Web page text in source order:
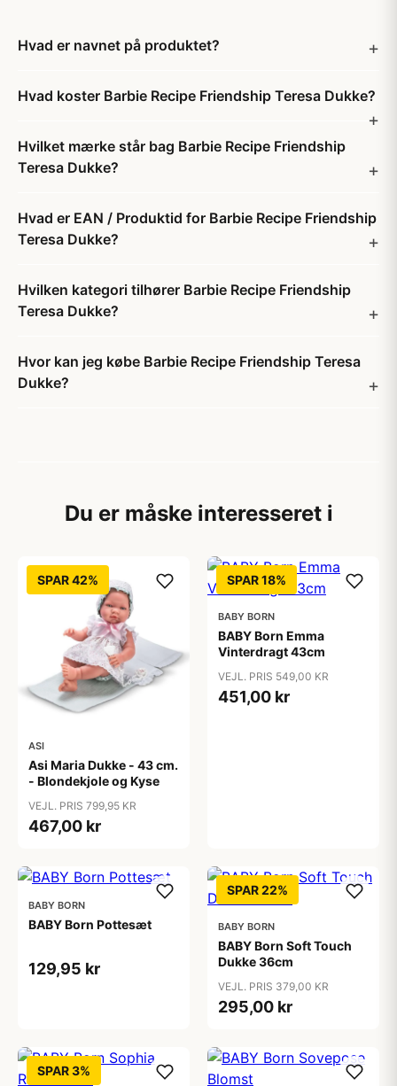
Hvad er navnet på produktet?
Hvad koster Barbie Recipe Friendship Teresa Dukke?
Hvilket mærke står bag Barbie Recipe Friendship
Teresa Dukke?
Hvad er EAN / Produktid for Barbie Recipe Friendship
Teresa Dukke?
Hvilken kategori tilhører Barbie Recipe Friendship
Teresa Dukke?
Hvor kan jeg købe Barbie Recipe Friendship Teresa
Dukke?
Du er måske interesseret i
SPAR 42%
ASI
Asi Maria Dukke - 43 cm.
- Blondekjole og Kyse
VEJL. PRIS 799,95 KR
467,00 kr
SPAR 18%
BABY BORN
BABY Born Emma
Vinterdragt 43cm
VEJL. PRIS 549,00 KR
451,00 kr
BABY BORN
BABY Born Pottesæt
129,95 kr
SPAR 22%
BABY BORN
BABY Born Soft Touch
Dukke 36cm
VEJL. PRIS 379,00 KR
295,00 kr
SPAR 3%